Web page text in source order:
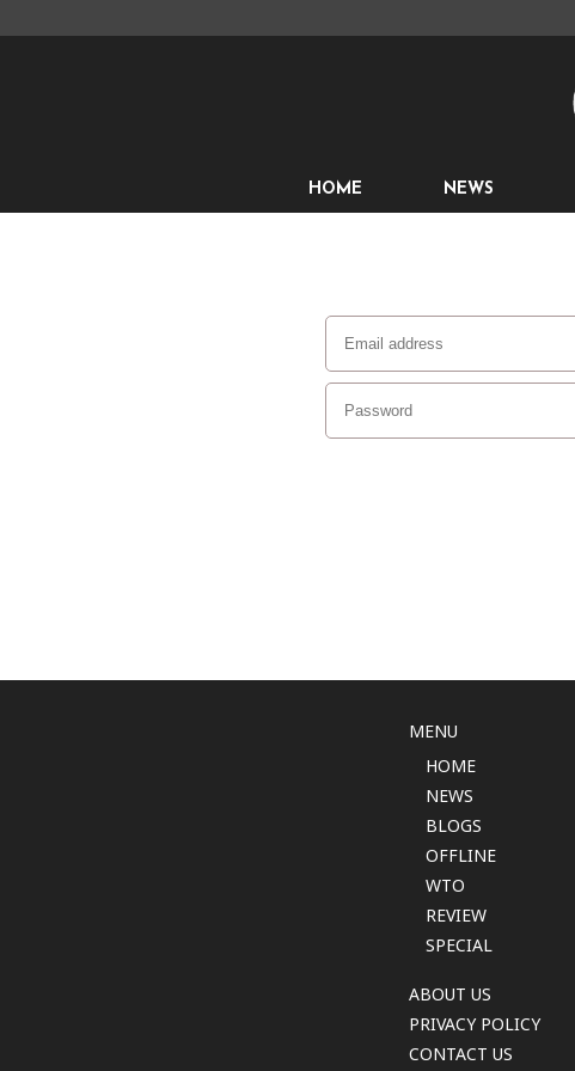
HOME NEWS
MENU
HOME
NEWS
BLOGS
OFFLINE
WTO
REVIEW
SPECIAL
ABOUT US
PRIVACY POLICY
CONTACT US